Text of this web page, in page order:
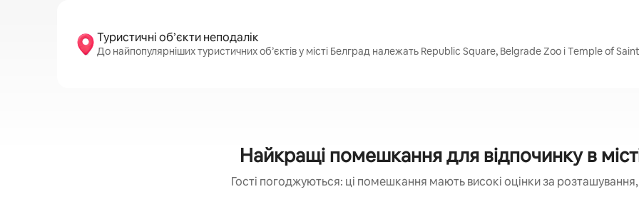
Туристичні об’єкти неподалік
До найпопулярніших туристичних об’єктів у місті Белград належать Republic Square, Belgrade Zoo і Temple of
Найкращі помешкання для відпочинку в
Гості погоджуються: ці помешкання мають високі оцінки за